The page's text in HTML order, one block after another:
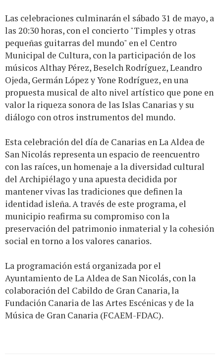
Las celebraciones culminarán el sábado 31 de mayo, a
las 20:30 horas, con el concierto "Timples y otras
pequeñas guitarras del mundo" en el Centro
Municipal de Cultura, con la participación de los
músicos Althay Pérez, Beselch Rodríguez, Leandro
Ojeda, Germán López y Yone Rodríguez, en una
propuesta musical de alto nivel artístico que pone en
valor la riqueza sonora de las Islas Canarias y su
diálogo con otros instrumentos del mundo.
Esta celebración del día de Canarias en La Aldea de
San Nicolás representa un espacio de reencuentro
con las raíces, un homenaje a la diversidad cultural
del Archipiélago y una apuesta decidida por
mantener vivas las tradiciones que definen la
identidad isleña. A través de este programa, el
municipio reafirma su compromiso con la
preservación del patrimonio inmaterial y la cohesión
social en torno a los valores canarios.
La programación está organizada por el
Ayuntamiento de La Aldea de San Nicolás, con la
colaboración del Cabildo de Gran Canaria, la
Fundación Canaria de las Artes Escénicas y de la
Música de Gran Canaria (FCAEM-FDAC).